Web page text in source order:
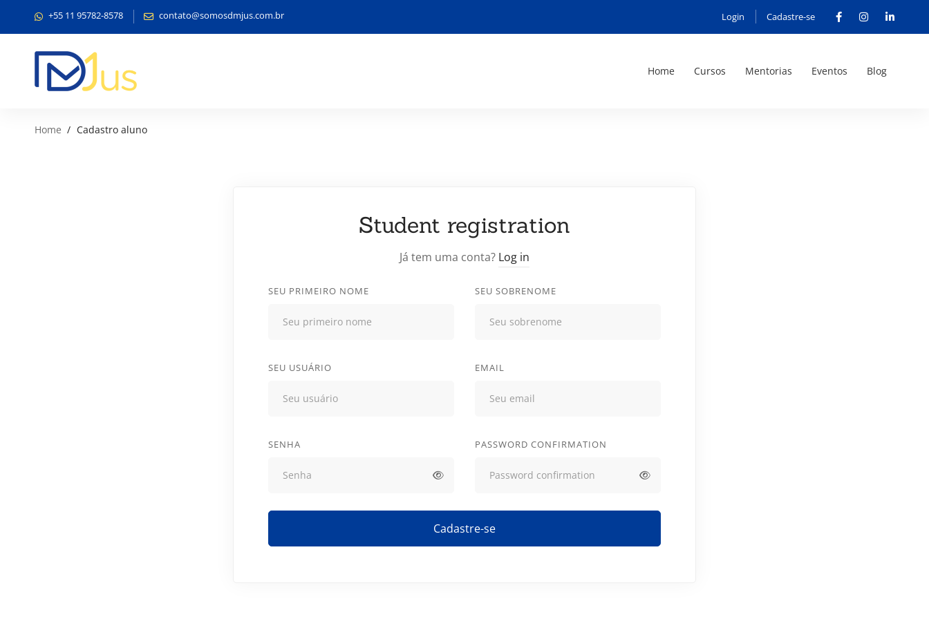
+55 11 95782-8578 contato@somosdmjus.com.br Login Cadastre-se
Home Cursos Mentorias Eventos Blog
Home Cadastro aluno
Student registration
Já tem uma conta? Log in
SEU PRIMEIRO NOME SEU SOBRENOME
SEU USUÁRIO EMAIL
SENHA PASSWORD CONFIRMATION
Cadastre-se